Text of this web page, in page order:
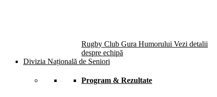
Rugby Club Gura Humorului Vezi detalii
despre echipă
Divizia Națională de Seniori
Program & Rezultate